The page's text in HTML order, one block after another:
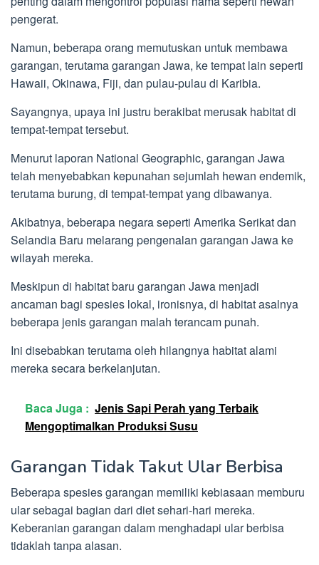
pengerat.
Namun, beberapa orang memutuskan untuk membawa
garangan, terutama garangan Jawa, ke tempat lain seperti
Hawaii, Okinawa, Fiji, dan pulau-pulau di Karibia.
Sayangnya, upaya ini justru berakibat merusak habitat di
tempat-tempat tersebut.
Menurut laporan National Geographic, garangan Jawa
telah menyebabkan kepunahan sejumlah hewan endemik,
terutama burung, di tempat-tempat yang dibawanya.
Akibatnya, beberapa negara seperti Amerika Serikat dan
Selandia Baru melarang pengenalan garangan Jawa ke
wilayah mereka.
Meskipun di habitat baru garangan Jawa menjadi
ancaman bagi spesies lokal, ironisnya, di habitat asalnya
beberapa jenis garangan malah terancam punah.
Ini disebabkan terutama oleh hilangnya habitat alami
mereka secara berkelanjutan.
Baca Juga : Jenis Sapi Perah yang Terbaik
Mengoptimalkan Produksi Susu
Garangan Tidak Takut Ular Berbisa
Beberapa spesies garangan memiliki kebiasaan memburu
ular sebagai bagian dari diet sehari-hari mereka.
Keberanian garangan dalam menghadapi ular berbisa
tidaklah tanpa alasan.